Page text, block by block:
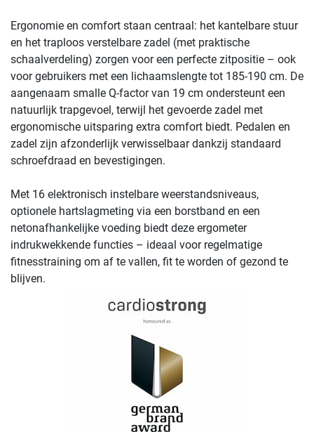
Ergonomie en comfort staan ​​centraal: het kantelbare stuur
en het traploos verstelbare zadel (met praktische
schaalverdeling) zorgen voor een perfecte zitpositie – ook
voor gebruikers met een lichaamslengte tot 185-190 cm. De
aangenaam smalle Q-factor van 19 cm ondersteunt een
natuurlijk trapgevoel, terwijl het gevoerde zadel met
ergonomische uitsparing extra comfort biedt. Pedalen en
zadel zijn afzonderlijk verwisselbaar dankzij standaard
schroefdraad en bevestigingen.
Met 16 elektronisch instelbare weerstandsniveaus,
optionele hartslagmeting via een borstband en een
netonafhankelijke voeding biedt deze ergometer
indrukwekkende functies – ideaal voor regelmatige
fitnesstraining om af te vallen, fit te worden of gezond te
blijven.